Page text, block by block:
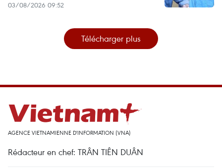
03/08/2026 09:52
Télécharger plus
AGENCE VIETNAMIENNE D'INFORMATION (VNA)
Rédacteur en chef: TRÂN TIÊN DUÂN